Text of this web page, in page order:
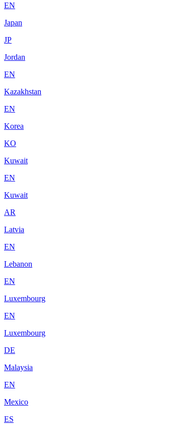
EN
Japan
JP
Jordan
EN
Kazakhstan
EN
Korea
KO
Kuwait
EN
Kuwait
AR
Latvia
EN
Lebanon
EN
Luxembourg
EN
Luxembourg
DE
Malaysia
EN
Mexico
ES